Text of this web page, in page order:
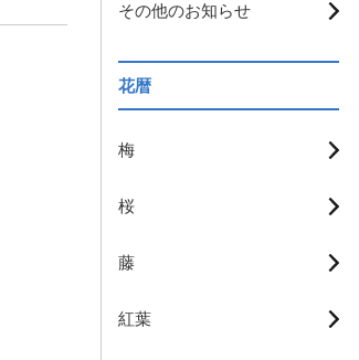
その他のお知らせ
花暦
梅
桜
藤
紅葉